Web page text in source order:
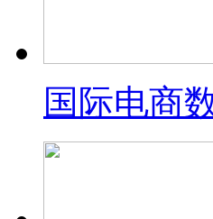
国际电商